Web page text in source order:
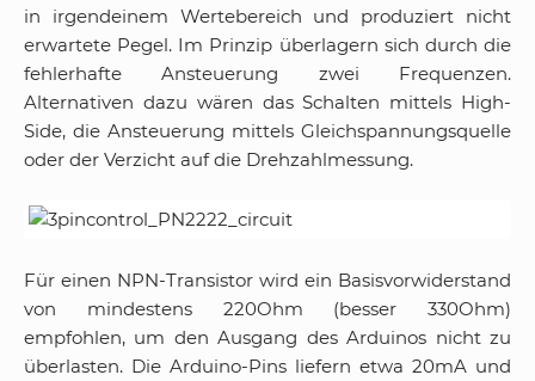
in irgendeinem Wertebereich und produziert nicht
erwartete Pegel. Im Prinzip überlagern sich durch die
fehlerhafte Ansteuerung zwei Frequenzen.
Alternativen dazu wären das Schalten mittels High-
Side, die Ansteuerung mittels Gleichspannungsquelle
oder der Verzicht auf die Drehzahlmessung.
Für einen NPN-Transistor wird ein Basisvorwiderstand
von mindestens 220Ohm (besser 330Ohm)
empfohlen, um den Ausgang des Arduinos nicht zu
überlasten. Die Arduino-Pins liefern etwa 20mA und